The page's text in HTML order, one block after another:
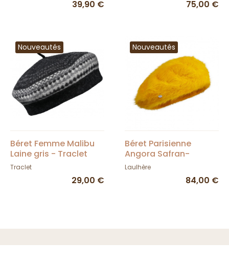
39,90 € 75,00 €
Nouveautés
Béret Femme Malibu
Laine gris - Traclet
Traclet
29,00 €
Nouveautés
Béret Parisienne
Angora Safran-
Héritage par Laulhère
Laulhère
84,00 €